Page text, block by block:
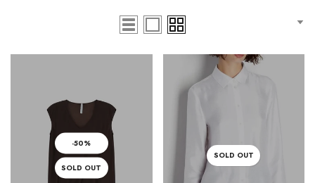
-50%
SOLD OUT
SOLD OUT